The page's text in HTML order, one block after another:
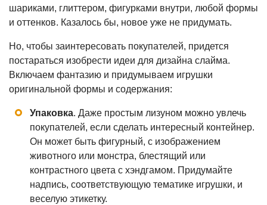
шариками, глиттером, фигурками внутри, любой формы
и оттенков. Казалось бы, новое уже не придумать.
Но, чтобы заинтересовать покупателей, придется
постараться изобрести идеи для дизайна слайма.
Включаем фантазию и придумываем игрушки
оригинальной формы и содержания:
Упаковка. Даже простым лизуном можно увлечь
покупателей, если сделать интересный контейнер.
Он может быть фигурный, с изображением
животного или монстра, блестящий или
контрастного цвета с хэндгамом. Придумайте
надпись, соответствующую тематике игрушки, и
веселую этикетку.